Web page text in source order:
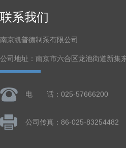
联系我们
南京凯普德制泵有限公司
公司地址：南京市六合区龙池街道新集
电 话：025-57666200
公司传真：86-025-83254482